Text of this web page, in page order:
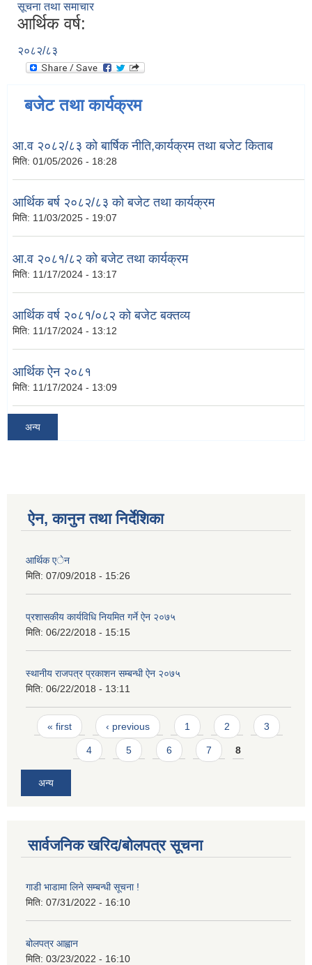
सूचना तथा समाचार
आर्थिक वर्ष:
२०८२/८३
बजेट तथा कार्यक्रम
आ.व २०८२/८३ को बार्षिक नीति,कार्यक्रम तथा बजेट किताब
मिति: 01/05/2026 - 18:28
आर्थिक बर्ष २०८२/८३ को बजेट तथा कार्यक्रम
मिति: 11/03/2025 - 19:07
आ.व २०८१/८२ को बजेट तथा कार्यक्रम
मिति: 11/17/2024 - 13:17
आर्थिक वर्ष २०८१/०८२ को बजेट बक्तव्य
मिति: 11/17/2024 - 13:12
आर्थिक ऐन २०८१
मिति: 11/17/2024 - 13:09
अन्य
ऐन, कानुन तथा निर्देशिका
आर्थिक एेन
मिति: 07/09/2018 - 15:26
प्रशासकीय कार्यविधि नियमित गर्ने ऐन २०७५
मिति: 06/22/2018 - 15:15
स्थानीय राजपत्र प्रकाशन सम्बन्धी ऐन २०७५
मिति: 06/22/2018 - 13:11
Pages
« first ‹ previous 1 2 3
4 5 6 7 8
अन्य
सार्वजनिक खरिद/बोलपत्र सूचना
गाडी भाडामा लिने सम्बन्धी सूचना !
मिति: 07/31/2022 - 16:10
बोलपत्र आह्वान
मिति: 03/23/2022 - 16:10